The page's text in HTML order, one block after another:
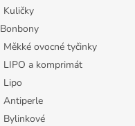
Kuličky
Bonbony
Měkké ovocné tyčinky
LIPO a komprimát
Lipo
Antiperle
Bylinkové